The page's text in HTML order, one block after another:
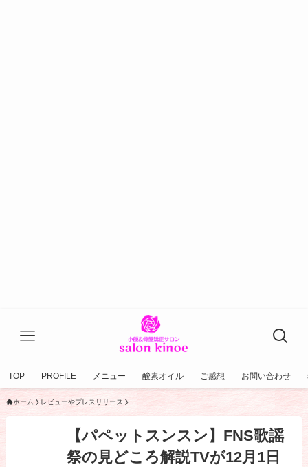
TOP PROFILE メニュー 酸素オイル ご感想 お問い合わせ
ホーム レビューやプレスリリース
【パペットスンスン】FNS歌謡
祭の見どころ解説TVが12月1日